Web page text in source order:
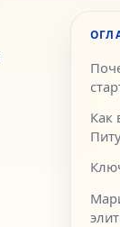
Как